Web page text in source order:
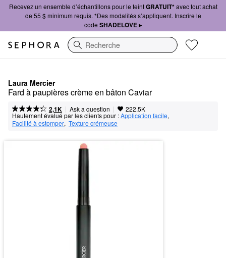
Recevez un ensemble d’échantillons pour le teintGRATUIT*avec tout achat
de 55 $ minimum requis. *Des modalités s’appliquent. Inscrire le
code SHADELOVE ▸
Recherche
Laura Mercier
Fard à paupières crème en bâton Caviar
2,1K | Ask a question | 222.5K
Hautement évalué par les clients pour :Application facile,
Facilité à estomper, Texture crémeuse